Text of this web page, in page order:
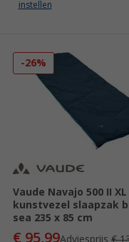
instellen
-26%
Vaude Navajo 500 II XL
kunstvezel slaapzak
sea 235 x 85 cm
€ 95,99Adviesprijs€